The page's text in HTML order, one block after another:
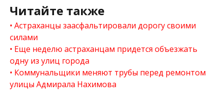
Читайте также
Астраханцы заасфальтировали дорогу своими
силами
Еще неделю астраханцам придется объезжать
одну из улиц города
Коммунальщики меняют трубы перед ремонтом
улицы Адмирала Нахимова